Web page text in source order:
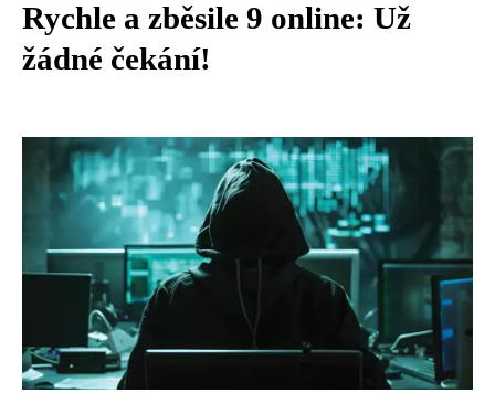
Rychle a zběsile 9 online: Už
žádné čekání!